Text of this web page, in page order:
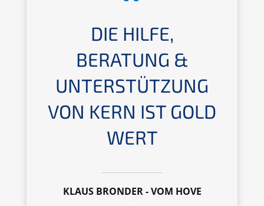
DIE HILFE,
BERATUNG &
UNTERSTÜTZUNG
VON KERN IST GOLD
WERT
KLAUS BRONDER - VOM HOVE